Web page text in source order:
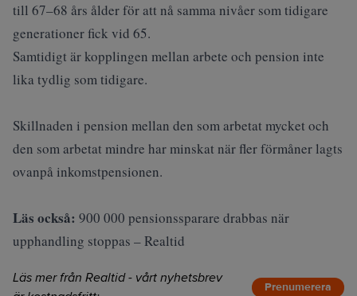
till 67–68 års ålder för att nå samma nivåer som tidigare
generationer fick vid 65.
Samtidigt är kopplingen mellan arbete och pension inte
lika tydlig som tidigare.
Skillnaden i pension mellan den som arbetat mycket och
den som arbetat mindre har minskat när fler förmåner lagts
ovanpå inkomstpensionen.
Läs också: 900 000 pensionssparare drabbas när
upphandling stoppas – Realtid
Läs mer från Realtid - vårt nyhetsbrev
Prenumerera